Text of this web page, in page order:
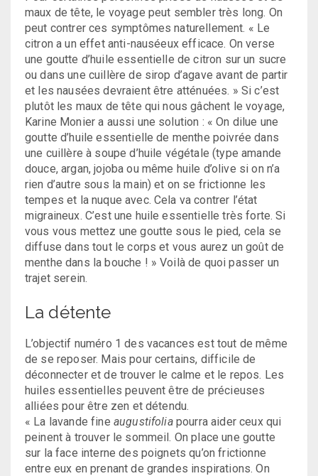
maux de tête, le voyage peut sembler très long. On
peut contrer ces symptômes naturellement. « Le
citron a un effet anti-nauséeux efficace. On verse
une goutte d’huile essentielle de citron sur un sucre
ou dans une cuillère de sirop d’agave avant de partir
et les nausées devraient être atténuées. » Si c’est
plutôt les maux de tête qui nous gâchent le voyage,
Karine Monier a aussi une solution : « On dilue une
goutte d’huile essentielle de menthe poivrée dans
une cuillère à soupe d’huile végétale (type amande
douce, argan, jojoba ou même huile d’olive si on n’a
rien d’autre sous la main) et on se frictionne les
tempes et la nuque avec. Cela va contrer l’état
migraineux. C’est une huile essentielle très forte. Si
vous vous mettez une goutte sous le pied, cela se
diffuse dans tout le corps et vous aurez un goût de
menthe dans la bouche ! » Voilà de quoi passer un
trajet serein.
La détente
L’objectif numéro 1 des vacances est tout de même
de se reposer. Mais pour certains, difficile de
déconnecter et de trouver le calme et le repos. Les
huiles essentielles peuvent être de précieuses
alliées pour être zen et détendu.
« La lavande fine augustifoliapourra aider ceux qui
peinent à trouver le sommeil. On place une goutte
sur la face interne des poignets qu’on frictionne
entre eux en prenant de grandes inspirations. On